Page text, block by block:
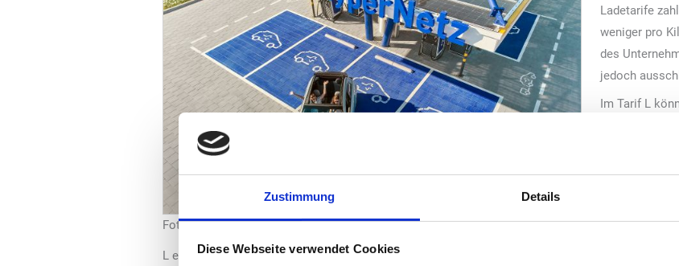
Zustimmung Details
Diese Webseite verwendet Cookies
Foto: EnBW / Endre Dulic
Ladetarife
weniger pro
des
jedoch
Im Tarif L
„EnBW“
30 Cent pro
ohne
L einer Reduzierung von mehr als 14 Prozent. Kunden sollen per E-Mail über die Aktion informiert